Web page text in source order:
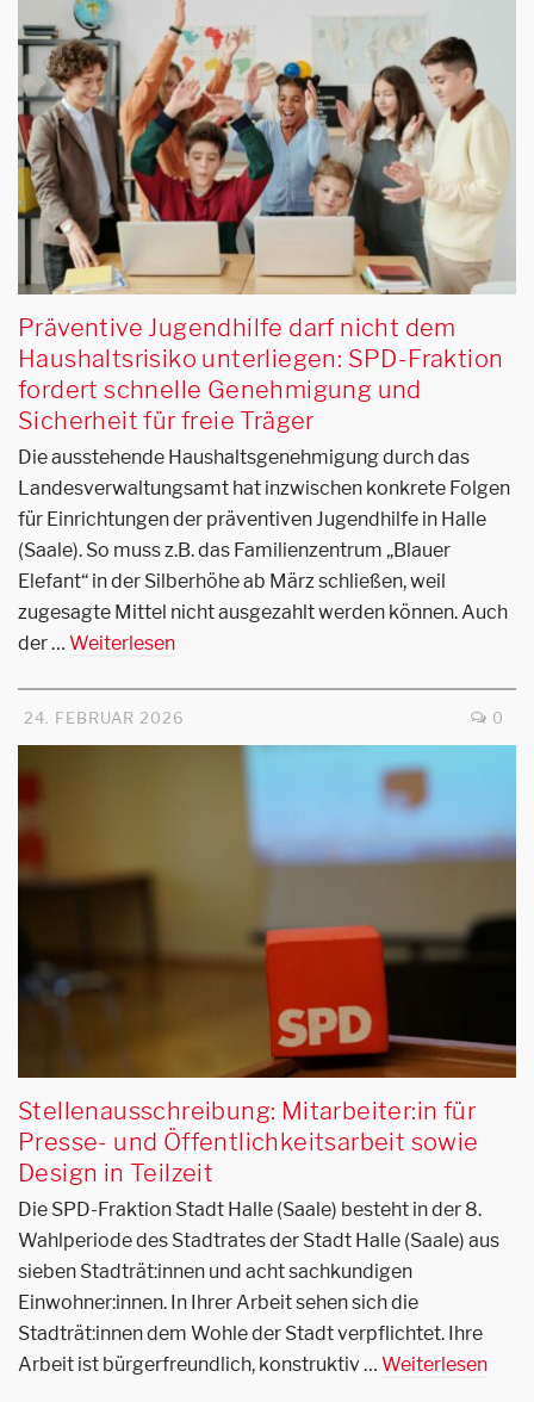
Präventive Jugendhilfe darf nicht dem
Haushaltsrisiko unterliegen: SPD-Fraktion
fordert schnelle Genehmigung und
Sicherheit für freie Träger
Die ausstehende Haushaltsgenehmigung durch das
Landesverwaltungsamt hat inzwischen konkrete Folgen
für Einrichtungen der präventiven Jugendhilfe in Halle
(Saale). So muss z.B. das Familienzentrum „Blauer
Elefant“ in der Silberhöhe ab März schließen, weil
zugesagte Mittel nicht ausgezahlt werden können. Auch
der … Weiterlesen
24. FEBRUAR 2026 0
Stellenausschreibung: Mitarbeiter:in für
Presse- und Öffentlichkeitsarbeit sowie
Design in Teilzeit
Die SPD-Fraktion Stadt Halle (Saale) besteht in der 8.
Wahlperiode des Stadtrates der Stadt Halle (Saale) aus
sieben Stadträt:innen und acht sachkundigen
Einwohner:innen. In Ihrer Arbeit sehen sich die
Stadträt:innen dem Wohle der Stadt verpflichtet. Ihre
Arbeit ist bürgerfreundlich, konstruktiv … Weiterlesen